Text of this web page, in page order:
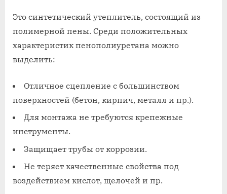
Это синтетический утеплитель, состоящий из
полимерной пены. Среди положительных
характеристик пенополиуретана можно
выделить:
Отличное сцепление с большинством
поверхностей (бетон, кирпич, металл и пр.).
Для монтажа не требуются крепежные
инструменты.
Защищает трубы от коррозии.
Не теряет качественные свойства под
воздействием кислот, щелочей и пр.